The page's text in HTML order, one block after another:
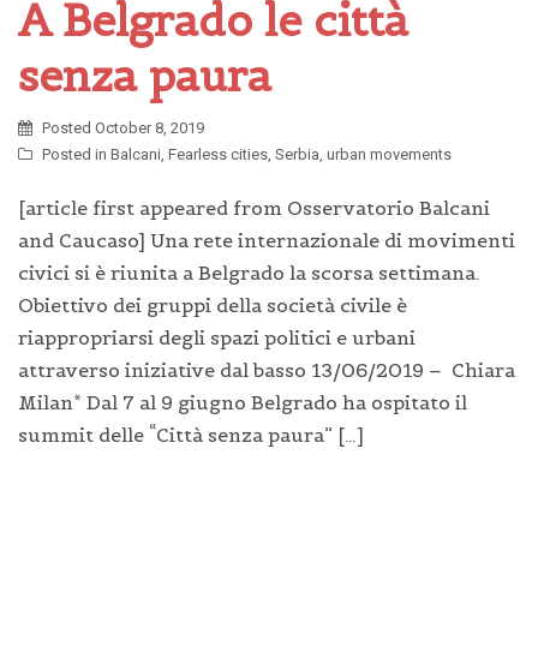
A Belgrado le città
senza paura
Posted October 8, 2019
Posted in Balcani Fearless cities Serbia urban movements
[article first appeared from Osservatorio Balcani
and Caucaso] Una rete internazionale di movimenti
civici si è riunita a Belgrado la scorsa settimana.
Obiettivo dei gruppi della società civile è
riappropriarsi degli spazi politici e urbani
attraverso iniziative dal basso 13/06/2019 – Chiara
Milan* Dal 7 al 9 giugno Belgrado ha ospitato il
summit delle “Città senza paura” […]